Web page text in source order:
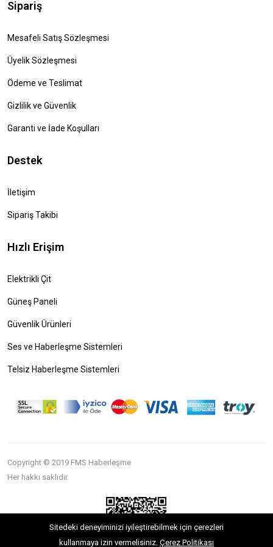
Sipariş
Mesafeli Satış Sözleşmesi
Üyelik Sözleşmesi
Ödeme ve Teslimat
Gizlilik ve Güvenlik
Garanti ve İade Koşulları
Destek
İletişim
Sipariş Takibi
Hızlı Erişim
Elektrikli Çit
Güneş Paneli
Güvenlik Ürünleri
Ses ve Haberleşme Sistemleri
Telsiz Haberleşme Sistemleri
Copyright © 2019 FMS Haberleşme
Her hakkı saklıdır.
Sitedeki deneyiminizi iyileştirebilmek için çerezleri
kullanmaya izin vermelisiniz. Çerez Politikası